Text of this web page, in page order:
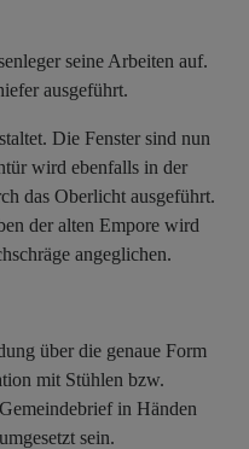
seine Arbeiten auf.
ausgeführt.
Die Fenster sind nun
wird ebenfalls in der
das Oberlicht ausgeführt.
der alten Empore wird
angeglichen.
über die genaue Form
mit Stühlen bzw.
in Händen
sein.